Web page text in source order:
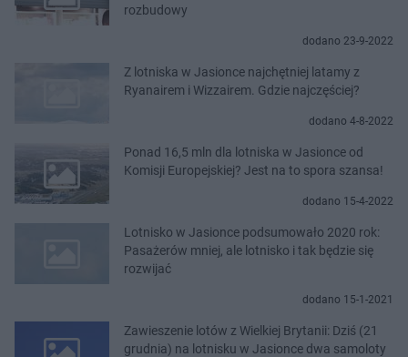
rozbudowy
dodano 23-9-2022
Z lotniska w Jasionce najchętniej latamy z
Ryanairem i Wizzairem. Gdzie najczęściej?
dodano 4-8-2022
Ponad 16,5 mln dla lotniska w Jasionce od
Komisji Europejskiej? Jest na to spora szansa!
dodano 15-4-2022
Lotnisko w Jasionce podsumowało 2020 rok:
Pasażerów mniej, ale lotnisko i tak będzie się
rozwijać
dodano 15-1-2021
Zawieszenie lotów z Wielkiej Brytanii: Dziś (21
grudnia) na lotnisku w Jasionce dwa samoloty